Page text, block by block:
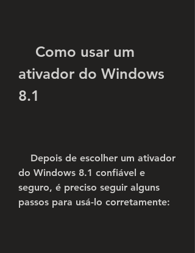
ativador do Windows
8.1
do Windows 8.1 confiável e
seguro, é preciso seguir alguns
passos para usá-lo corretamente: